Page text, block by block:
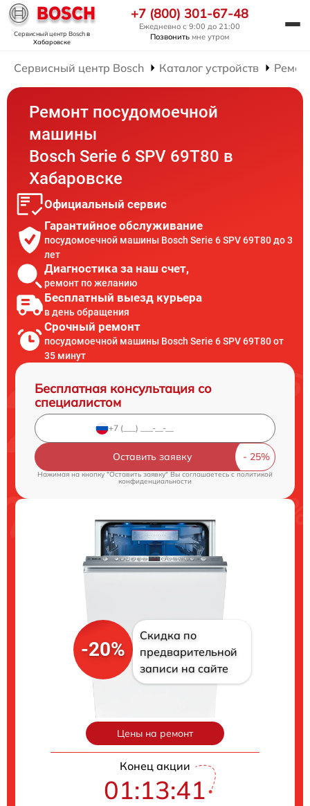
Сервисный центр Boschв
Хабаровске
+7 (800) 301-67-48
Ежедневно с 9:00 до 21:00
Позвонить мне утром
Сервисный центр Bosch Каталог устройств
Ремонт посудомоечной
машины
Bosch Serie 6 SPV 69T80 в
Хабаровске
Официальный сервис
Гарантийное обслуживание
посудомоечной машины Bosch Serie 6 SPV 69T80 до 3
лет
Диагностика за наш счет,
ремонт по желанию
Бесплатный выезд курьера
в день обращения
Срочный ремонт
посудомоечной машины Bosch Serie 6 SPV 69T80 от
35 минут
Бесплатная консультация со
специалистом
Оставить заявку
Нажимая на кнопку "Оставить заявку" Вы соглашаетесь cполитикой
конфиденциальности
-20%
Скидка по
предварительной
записи на сайте
Цены на ремонт
Конец акции
01:13:40